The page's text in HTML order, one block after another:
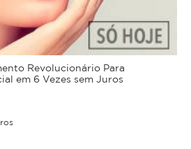
Revolucionário Para
em 6 Vezes sem Juros